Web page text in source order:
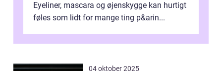
Eyeliner, mascara og øjenskygge kan hurtigt
føles som lidt for mange ting p&arin...
04 oktober 2025